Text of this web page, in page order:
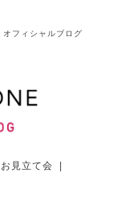
フィシャルブログ
お見立て会